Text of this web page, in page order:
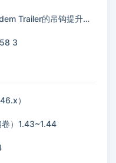
的吊钩提升附加装置
3
）
）1.43~1.44